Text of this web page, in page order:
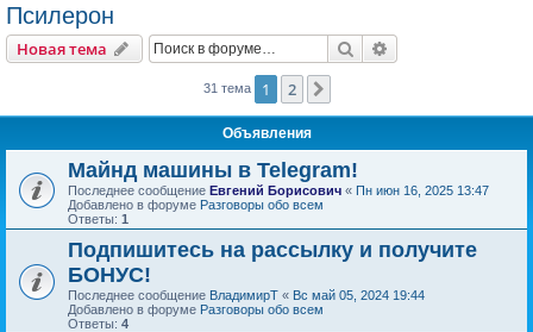
Псилерон
Новая тема Поиск
31 тема 1 2
Объявления
Майнд машины в Telegram!
Последнее сообщение Евгений Борисович « Пн июн 16, 2025 13:47
Добавлено в форуме Разговоры обо всем
Ответы: 1
Подпишитесь на рассылку и получите
БОНУС!
Последнее сообщение ВладимирТ « Вс май 05, 2024 19:44
Добавлено в форуме Разговоры обо всем
Ответы: 4